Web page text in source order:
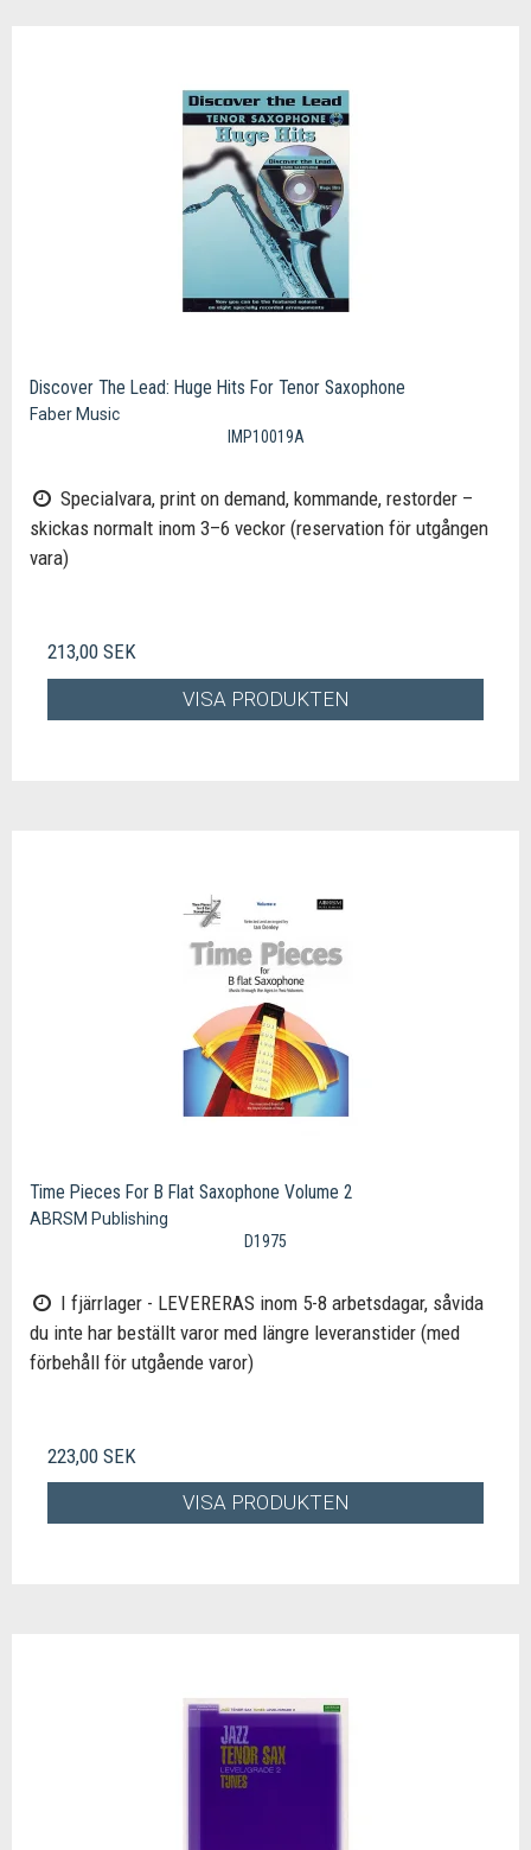
Discover The Lead: Huge Hits For Tenor Saxophone
Faber Music
IMP10019A
Specialvara, print on demand, kommande, restorder –
skickas normalt inom 3–6 veckor (reservation för utgången
vara)
213,00 SEK
VISA PRODUKTEN
Time Pieces For B Flat Saxophone Volume 2
ABRSM Publishing
D1975
I fjärrlager - LEVERERAS inom 5-8 arbetsdagar, såvida
du inte har beställt varor med längre leveranstider (med
förbehåll för utgående varor)
223,00 SEK
VISA PRODUKTEN